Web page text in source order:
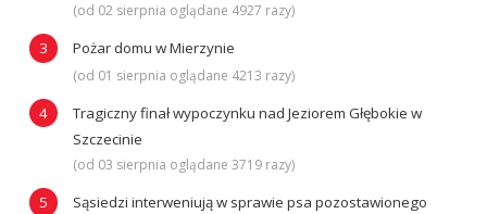
(od 02 sierpnia oglądane 4927 razy)
Pożar domu w Mierzynie
(od 01 sierpnia oglądane 4213 razy)
Tragiczny finał wypoczynku nad Jeziorem Głębokie w
Szczecinie
(od 03 sierpnia oglądane 3719 razy)
Sąsiedzi interweniują w sprawie psa pozostawionego